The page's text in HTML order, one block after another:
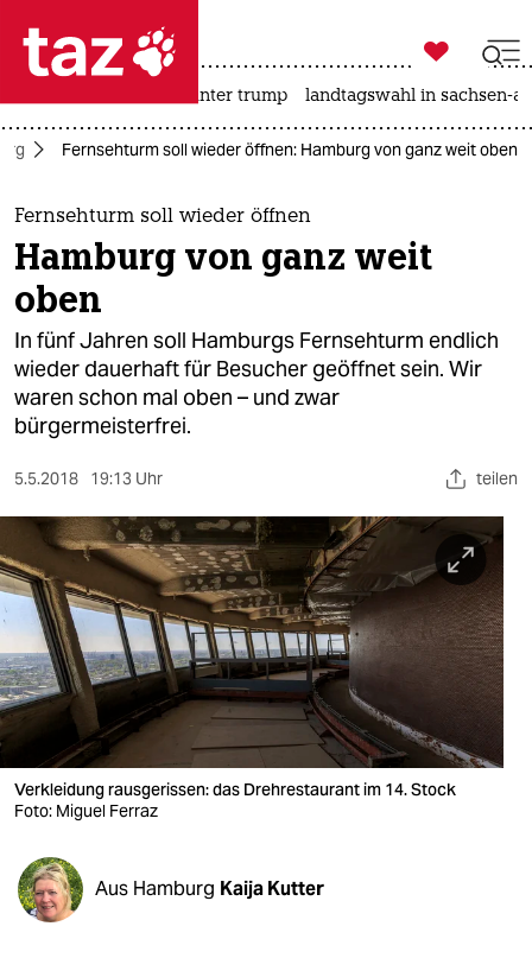
 taz zahl ich
taz zahl ich
themen
politik
öko
gesellschaft
kultur
sport
berlin
nord
wahrheit
verlag
verlag
veranstaltungen
fragen & hilfe
unterstützen

taz zahl ich
usa unter trump landtagswahl in sachsen-
Fernsehturm soll wieder öffnen: Hamburg von ganz weit oben
Fernsehturm soll wieder öffnen
Hamburg von ganz weit
oben
In fünf Jahren soll Hamburgs Fernsehturm endlich
wieder dauerhaft für Besucher geöffnet sein. Wir
waren schon mal oben – und zwar
bürgermeisterfrei.
5.5.2018 19:13 Uhr teilen
Verkleidung rausgerissen: das Drehrestaurant im 14. Stock
Foto: Miguel Ferraz
Aus Hamburg Kaija Kutter